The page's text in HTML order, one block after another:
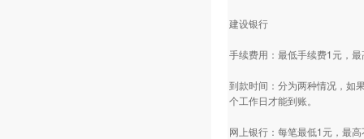
建设银行
手续费用：最低手续费1元，
到款时间：分为两种情况，如
个工作日才能到账。
网上银行：每笔最低1元，最